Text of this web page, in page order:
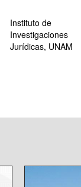
Instituto de
Investigaciones
Jurídicas, UNAM